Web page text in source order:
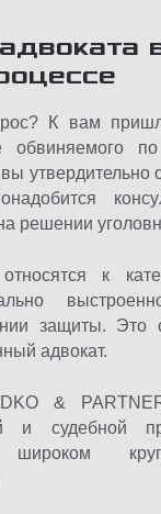
К вам
обвиняемого
утвердительно
решении
к
защиты. Это
адвокат.
&
и судебной